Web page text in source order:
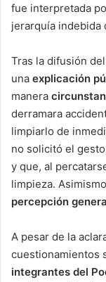
fue interpretada
jerarquía indebida
Tras la difusión
una explicación
manera
derramara
limpiarlo de
no solicitó el
y que, al
limpieza.
percepción
A pesar de la
cuestionamientos
integrantes del